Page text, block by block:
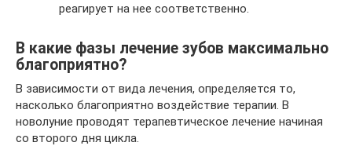
реагирует на нее соответственно.
В какие фазы лечение зубов максимально
благоприятно?
В зависимости от вида лечения, определяется то,
насколько благоприятно воздействие терапии. В
новолуние проводят терапевтическое лечение начиная
со второго дня цикла.